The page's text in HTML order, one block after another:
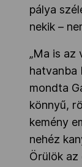
pálya
nekik –
„Ma is az
hatvanba
mondta
könnyű,
kemény
nehéz
Örülök az